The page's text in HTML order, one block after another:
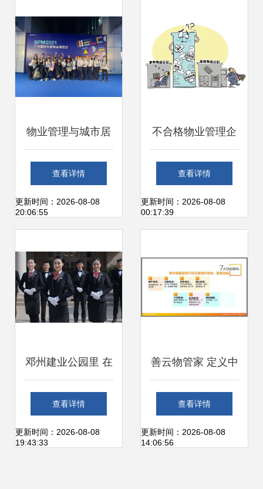
业年终回顾与展望
物业管理与城市居
民生活息息相关的
现状
查看详情
更新时间：2026-08-08
20:06:55
不合格物业管理企
业将被清出长沙市
场 提升行业标准，
查看详情
更新时间：2026-08-08
00:17:39
邓州建业公园里 在
繁华与宁静间，找
到生活的舒居答案
查看详情
更新时间：2026-08-08
19:43:33
善云物管家 定义中
国办公楼宇智能化
管理新方向，赋能
查看详情
更新时间：2026-08-08
14:06:56